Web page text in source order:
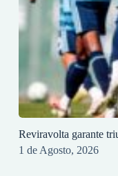
Reviravolta garante
1 de Agosto, 2026